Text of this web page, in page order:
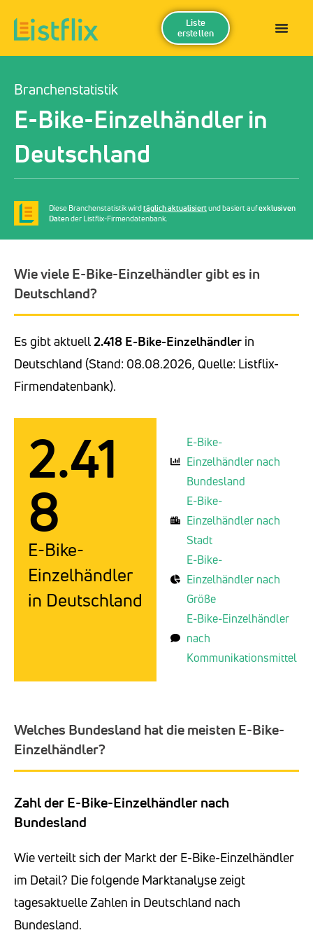
Liste
erstellen
Branchenstatistik
E-Bike-Einzelhändler in
Deutschland
Diese Branchenstatistik wirdtäglich aktualisiertund basiert aufexklusiven
Datender Listflix-Firmendatenbank.
Wie viele E-Bike-Einzelhändler gibt es in
Deutschland?
Es gibt aktuell2.418 E-Bike-Einzelhändler in
Deutschland (Stand: 08.08.2026, Quelle: Listflix-
Firmendatenbank).
2.41
8
E-Bike-
Einzelhändler
in Deutschland
E-Bike-
Einzelhändler nach
Bundesland
E-Bike-
Einzelhändler nach
Stadt
E-Bike-
Einzelhändler nach
Größe
E-Bike-Einzelhändler
nach
Kommunikationsmittel
Welches Bundesland hat die meisten E-Bike-
Einzelhändler?
Zahl der E-Bike-Einzelhändler nach
Bundesland
Wie verteilt sich der Markt der E-Bike-Einzelhändler
im Detail? Die folgende Marktanalyse zeigt
tagesaktuelle Zahlen in Deutschland nach
Bundesland.